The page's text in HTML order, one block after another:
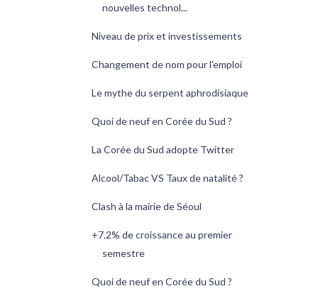
nouvelles technol...
Niveau de prix et investissements
Changement de nom pour l'emploi
Le mythe du serpent aphrodisiaque
Quoi de neuf en Corée du Sud ?
La Corée du Sud adopte Twitter
Alcool/Tabac VS Taux de natalité ?
Clash à la mairie de Séoul
+7.2% de croissance au premier
semestre
Quoi de neuf en Corée du Sud ?